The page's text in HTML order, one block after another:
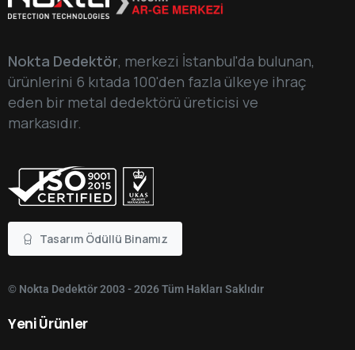
Nokta Dedektör, merkezi İstanbul'da bulunan,
ürünlerini 6 kıtada 100'den fazla ülkeye ihraç
eden bir metal dedektörü üreticisi ve
markasıdır.
Tasarım Ödüllü Binamız
© Nokta Dedektör 2003 - 2026 Tüm Hakları Saklıdır
YeniÜrünler